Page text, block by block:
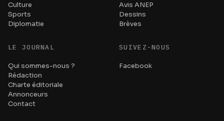
Culture
Sports
Diplomatie
Avis ANEP
Dessins
Brèves
LE JOURNAL
Qui sommes-nous ?
Rédaction
Charte éditoriale
Annonceurs
Contact
SUIVEZ-NOUS
Facebook